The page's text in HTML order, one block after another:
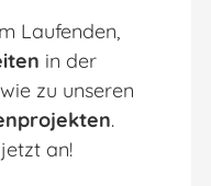
Laufenden,
in der
zu unseren
.
an!